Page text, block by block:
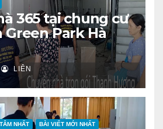
365 tại chung cư
Green Park Hà
LIÊN
NHẤT BÀI VIẾT MỚI NHẤT